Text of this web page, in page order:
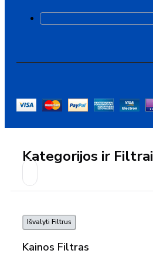
Kategorijos ir Filtrai
Išvalyti Filtrus
Kainos Filtras